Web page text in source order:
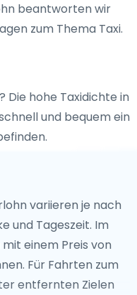
beantworten wir
zum Thema Taxi.
? Die hohe Taxidichte in
und bequem ein
variieren je nach
und Tageszeit. Im
einem Preis von
Für Fahrten zum
entfernten Zielen